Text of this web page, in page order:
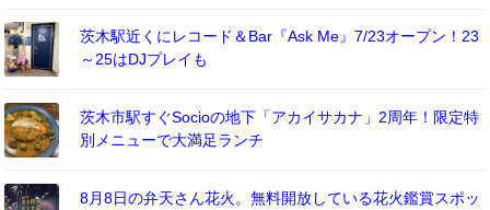
茨木駅近くにレコード＆Bar『Ask Me』7/23オープン！23
～25はDJプレイも
茨木市駅すぐSocioの地下「アカイサカナ」2周年！限定特
別メニューで大満足ランチ
8月8日の弁天さん花火。無料開放している花火鑑賞スポッ